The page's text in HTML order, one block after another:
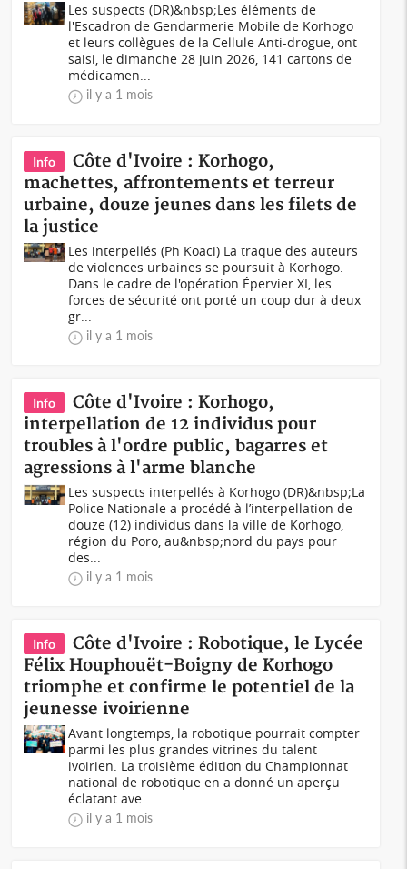
Les suspects (DR)&nbsp;Les éléments de
l'Escadron de Gendarmerie Mobile de Korhogo
et leurs collègues de la Cellule Anti-drogue, ont
saisi, le dimanche 28 juin 2026, 141 cartons de
médicamen...
il y a 1 mois
Info
Côte d'Ivoire : Korhogo,
machettes, affrontements et terreur
urbaine, douze jeunes dans les filets de
la justice
Les interpellés (Ph Koaci) La traque des auteurs
de violences urbaines se poursuit à Korhogo.
Dans le cadre de l'opération Épervier XI, les
forces de sécurité ont porté un coup dur à deux
gr...
il y a 1 mois
Info
Côte d'Ivoire : Korhogo,
interpellation de 12 individus pour
troubles à l'ordre public, bagarres et
agressions à l'arme blanche
Les suspects interpellés à Korhogo (DR)&nbsp;La
Police Nationale a procédé à l’interpellation de
douze (12) individus dans la ville de Korhogo,
région du Poro, au&nbsp;nord du pays pour
des...
il y a 1 mois
Info
Côte d'Ivoire : Robotique, le Lycée
Félix Houphouët-Boigny de Korhogo
triomphe et confirme le potentiel de la
jeunesse ivoirienne
Avant longtemps, la robotique pourrait compter
parmi les plus grandes vitrines du talent
ivoirien. La troisième édition du Championnat
national de robotique en a donné un aperçu
éclatant ave...
il y a 1 mois